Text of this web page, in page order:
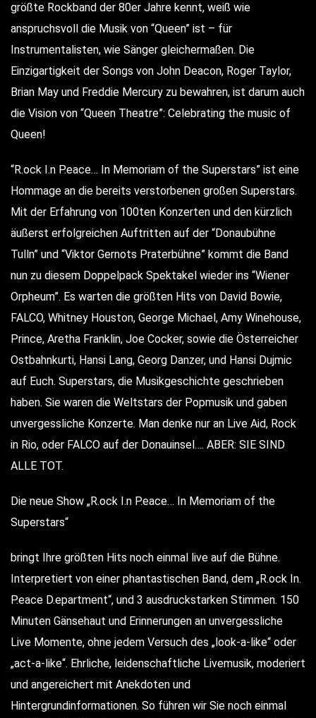
größte Rockband der 80er Jahre kennt, weiß wie
anspruchsvoll die Musik von “Queen” ist – für
Instrumentalisten, wie Sänger gleichermaßen. Die
Einzigartigkeit der Songs von John Deacon, Roger Taylor,
Brian May und Freddie Mercury zu bewahren, ist darum auch
die Vision von “Queen Theatre”: Celebrating the music of
Queen!
“R.ock I.n P.eace… In Memoriam of the Superstars” ist eine
Hommage an die bereits verstorbenen großen Superstars.
Mit der Erfahrung von 100ten Konzerten und den kürzlich
äußerst erfolgreichen Auftritten auf der “Donaubühne
Tulln” und “Viktor Gernots Praterbühne” kommt die Band
nun zu diesem Doppelpack Spektakel wieder ins “Wiener
Orpheum”. Es warten die größten Hits von David Bowie,
FALCO, Whitney Houston, George Michael, Amy Winehouse,
Prince, Aretha Franklin, Joe Cocker, sowie die Österreicher
Ostbahnkurti, Hansi Lang, Georg Danzer, und Hansi Dujmic
auf Euch. Superstars, die Musikgeschichte geschrieben
haben. Sie waren die Weltstars der Popmusik und gaben
unvergessliche Konzerte. Man denke nur an Live Aid, Rock
in Rio, oder FALCO auf der Donauinsel…. ABER: SIE SIND
ALLE TOT.
Die neue Show „R.ock I.n P.eace… In Memoriam of the
Superstars“
bringt Ihre größten Hits noch einmal live auf die Bühne.
Interpretiert von einer phantastischen Band, dem „R.ock In.
P.eace D.epartment“, und 3 ausdruckstarken Stimmen. 150
Minuten Gänsehaut und Erinnerungen an unvergessliche
Live Momente, ohne jedem Versuch des „look-a-like“ oder
„act-a-like“. Ehrliche, leidenschaftliche Livemusik, moderiert
und angereichert mit Anekdoten und
Hintergrundinformationen. So führen wir Sie noch einmal